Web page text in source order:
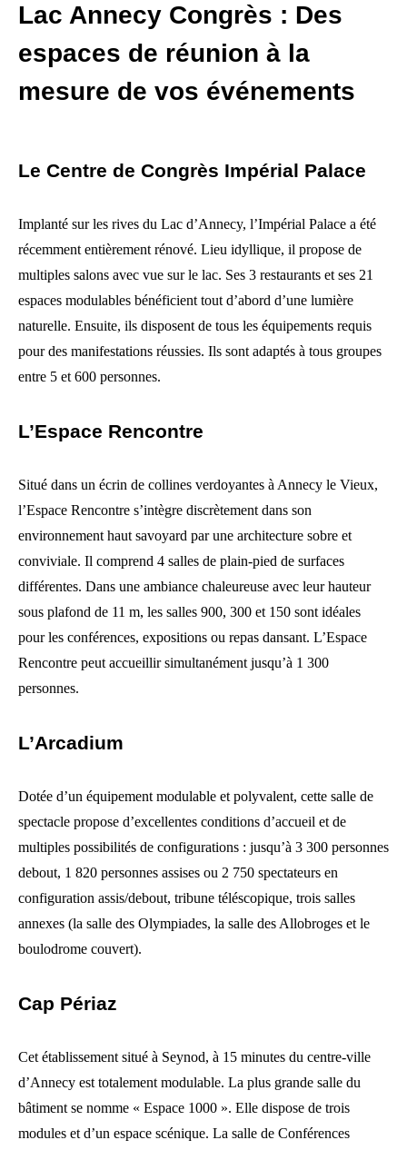
Lac Annecy Congrès : Des
espaces de réunion à la
mesure de vos événements
Le Centre de Congrès Impérial Palace
Implanté sur les rives du Lac d’Annecy, l’Impérial Palace a été
récemment entièrement rénové. Lieu idyllique, il propose de
multiples salons avec vue sur le lac. Ses 3 restaurants et ses 21
espaces modulables bénéficient tout d’abord d’une lumière
naturelle. Ensuite, ils disposent de tous les équipements requis
pour des manifestations réussies. Ils sont adaptés à tous groupes
entre 5 et 600 personnes.
L’Espace Rencontre
Situé dans un écrin de collines verdoyantes à Annecy le Vieux,
l’Espace Rencontre s’intègre discrètement dans son
environnement haut savoyard par une architecture sobre et
conviviale. Il comprend 4 salles de plain-pied de surfaces
différentes. Dans une ambiance chaleureuse avec leur hauteur
sous plafond de 11 m, les salles 900, 300 et 150 sont idéales
pour les conférences, expositions ou repas dansant. L’Espace
Rencontre peut accueillir simultanément jusqu’à 1 300
personnes.
L’Arcadium
Dotée d’un équipement modulable et polyvalent, cette salle de
spectacle propose d’excellentes conditions d’accueil et de
multiples possibilités de configurations : jusqu’à 3 300 personnes
debout, 1 820 personnes assises ou 2 750 spectateurs en
configuration assis/debout, tribune téléscopique, trois salles
annexes (la salle des Olympiades, la salle des Allobroges et le
boulodrome couvert).
Cap Périaz
Cet établissement situé à Seynod, à 15 minutes du centre-ville
d’Annecy est totalement modulable. La plus grande salle du
bâtiment se nomme « Espace 1000 ». Elle dispose de trois
modules et d’un espace scénique. La salle de Conférences